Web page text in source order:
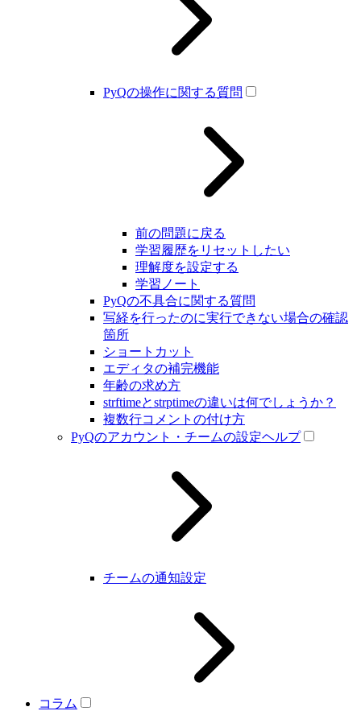
PyQの操作に関する質問
前の問題に戻る
学習履歴をリセットしたい
理解度を設定する
学習ノート
PyQの不具合に関する質問
写経を行ったのに実行できない場合の確認
箇所
ショートカット
エディタの補完機能
年齢の求め方
strftimeとstrptimeの違いは何でしょうか？
複数行コメントの付け方
PyQのアカウント・チームの設定ヘルプ
チームの通知設定
コラム